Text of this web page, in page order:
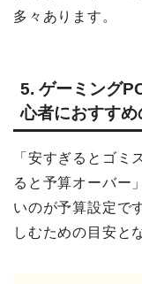
多々あります。
5. ゲーミング
心者におすす
「安すぎるとゴミ
ると予算オーバー
いのが予算設定で
しむための目安と